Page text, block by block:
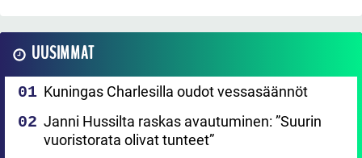
UUSIMMAT
Kuningas Charlesilla oudot vessasäännöt
Janni Hussilta raskas avautuminen: ”Suurin
vuoristorata olivat tunteet”